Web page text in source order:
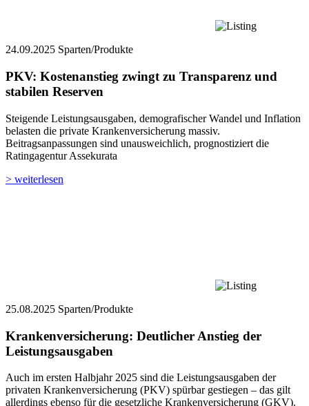
24.09.2025 Sparten/Produkte
PKV: Kostenanstieg zwingt zu Transparenz und
stabilen Reserven
Steigende Leistungsausgaben, demografischer Wandel und Inflation
belasten die private Krankenversicherung massiv.
Beitragsanpassungen sind unausweichlich, prognostiziert die
Ratingagentur Assekurata
> weiterlesen
25.08.2025 Sparten/Produkte
Krankenversicherung: Deutlicher Anstieg der
Leistungsausgaben
Auch im ersten Halbjahr 2025 sind die Leistungsausgaben der
privaten Krankenversicherung (PKV) spürbar gestiegen – das gilt
allerdings ebenso für die gesetzliche Krankenversicherung (GKV).